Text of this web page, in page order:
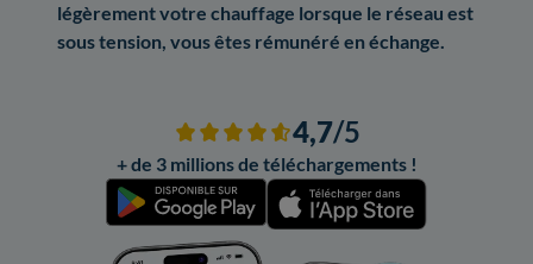
légèrement votre chauffage lorsque le réseau est
sous tension, vous êtes rémunéré en échange.
4,7/5
+ de 3 millions de téléchargements !